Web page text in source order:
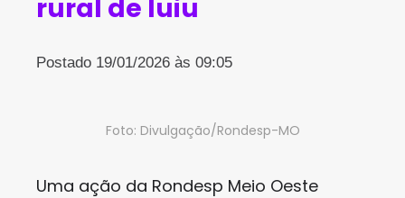
rural de Iuiu
Postado 19/01/2026 às 09:05
Foto: Divulgação/Rondesp-MO
Uma ação da Rondesp Meio Oeste